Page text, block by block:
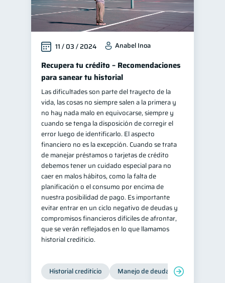
11 / 03 / 2024 Anabel Inoa
Recupera tu crédito – Recomendaciones
para sanear tu historial
Las dificultades son parte del trayecto de la
vida, las cosas no siempre salen a la primera y
no hay nada malo en equivocarse, siempre y
cuando se tenga la disposición de corregir el
error luego de identificarlo. El aspecto
financiero no es la excepción. Cuando se trata
de manejar préstamos o tarjetas de crédito
debemos tener un cuidado especial para no
caer en malos hábitos, como la falta de
planificación o el consumo por encima de
nuestra posibilidad de pago. Es importante
evitar entrar en un ciclo negativo de deudas y
compromisos financieros difíciles de afrontar,
que se verán reflejados en lo que llamamos
historial crediticio.
Historial crediticio Manejo de deudas